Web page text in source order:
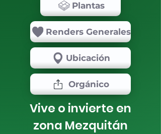
Plantas
Renders Generales
Ubicación
Orgánico
Vive o invierte en
zona Mezquitán